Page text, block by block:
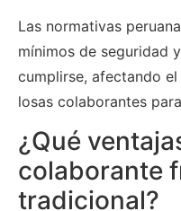
Las normativas
mínimos de seguridad
cumplirse, afectando
losas colaborantes
¿Qué
colaborante
tradicional?